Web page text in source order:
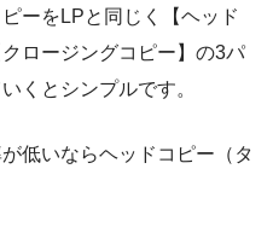
ーをLPと同じく【ヘッド
ロージングコピー】の3パ
くとシンプルです。
低いならヘッドコピー（タ